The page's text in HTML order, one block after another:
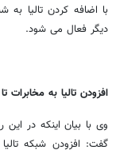
با اضافه کردن تالیا به
دیگر فعال می شود.
افزودن تالیا به
وی با بیان اینکه در این
گفت: افزودن شبکه